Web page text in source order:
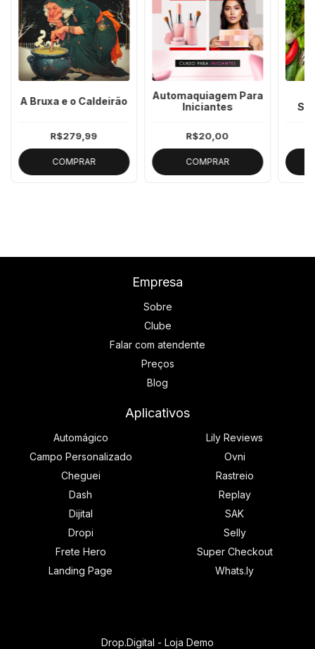
A Bruxa e o Caldeirão
R$279,99
COMPRAR
Automaquiagem Para
Iniciantes
R$20,00
COMPRAR
Empresa
Sobre
Clube
Falar com atendente
Preços
Blog
Aplicativos
Automágico
Campo Personalizado
Cheguei
Dash
Dijital
Dropi
Frete Hero
Landing Page
Lily Reviews
Ovni
Rastreio
Replay
SAK
Selly
Super Checkout
Whats.ly
Drop.Digital - Loja Demo